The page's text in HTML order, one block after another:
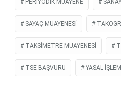
PERIYODIK MUAYENE
SAYAÇ MUAYENESI
TAKSIMETRE MUAYENESI
TSE BAŞVURU YASAL IŞLEM